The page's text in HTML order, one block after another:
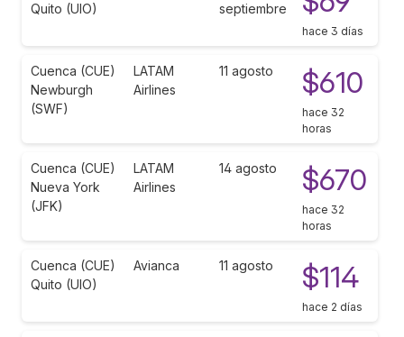
Quito (UIO) septiembre
hace 3 días
Cuenca (CUE)
Newburgh
(SWF)
LATAM
Airlines
11 agosto $610
hace 32
horas
Cuenca (CUE)
Nueva York
(JFK)
LATAM
Airlines
14 agosto $670
hace 32
horas
Cuenca (CUE)
Quito (UIO)
Avianca 11 agosto $114
hace 2 días